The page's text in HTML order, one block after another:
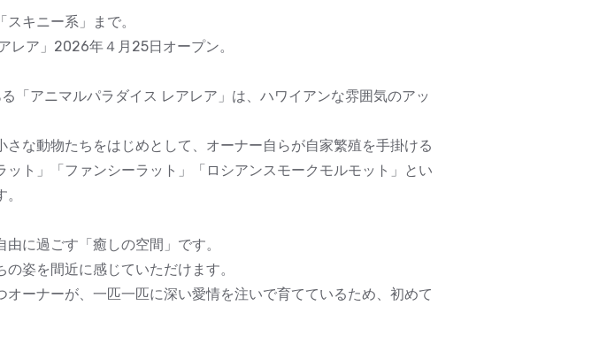
キニー系」まで。
レア」2026年４月25日オープン。
「アニマルパラダイス レアレア」は、ハワイアンな雰囲気のアッ
な動物たちをはじめとして、オーナー自らが自家繁殖を手掛ける
ト」「ファンシーラット」「ロシアンスモークモルモット」とい
に過ごす「癒しの空間」です。
姿を間近に感じていただけます。
ーナーが、一匹一匹に深い愛情を注いで育てているため、初めて